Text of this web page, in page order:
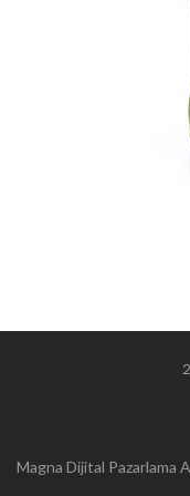
Web
Magna Dijital Pazarlama